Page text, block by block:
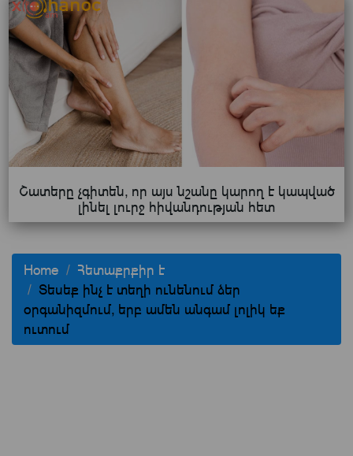
Շատերը չգիտեն, որ այս նշանը կարող է կապված
լինել լուրջ հիվանդության հետ
Home
Հետաքրքիր է
Տեսեք ինչ է տեղի ունենում ձեր
օրգանիզմում, երբ ամեն անգամ լոլիկ եք
ուտում